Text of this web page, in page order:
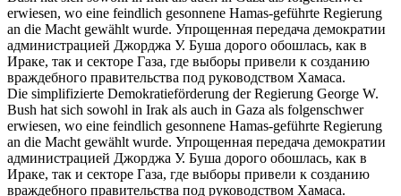
erwiesen, wo eine feindlich gesonnene Hamas-geführte Regierung
an die Macht gewählt wurde. Упрощенная передача демократии
администрацией Джорджа У. Буша дорого обошлась, как в
Ираке, так и секторе Газа, где выборы привели к созданию
враждебного правительства под руководством Хамаса.
Die simplifizierte Demokratieförderung der Regierung George W.
Bush hat sich sowohl in Irak als auch in Gaza als folgenschwer
erwiesen, wo eine feindlich gesonnene Hamas-geführte Regierung
an die Macht gewählt wurde. Упрощенная передача демократии
администрацией Джорджа У. Буша дорого обошлась, как в
Ираке, так и секторе Газа, где выборы привели к созданию
враждебного правительства под руководством Хамаса.